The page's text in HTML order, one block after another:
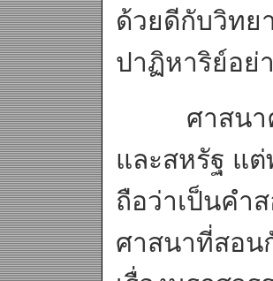
ด้วยดีกับวิทย
ปาฏิหาริย์อย่
ศาสนาคริ
และสหรัฐ แ
ถือว่าเป็นคำ
ศาสนาที่สอน